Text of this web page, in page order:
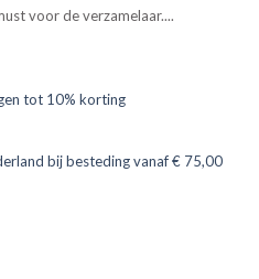
voor de verzamelaar....
tot 10% korting
bij besteding vanaf € 75,00